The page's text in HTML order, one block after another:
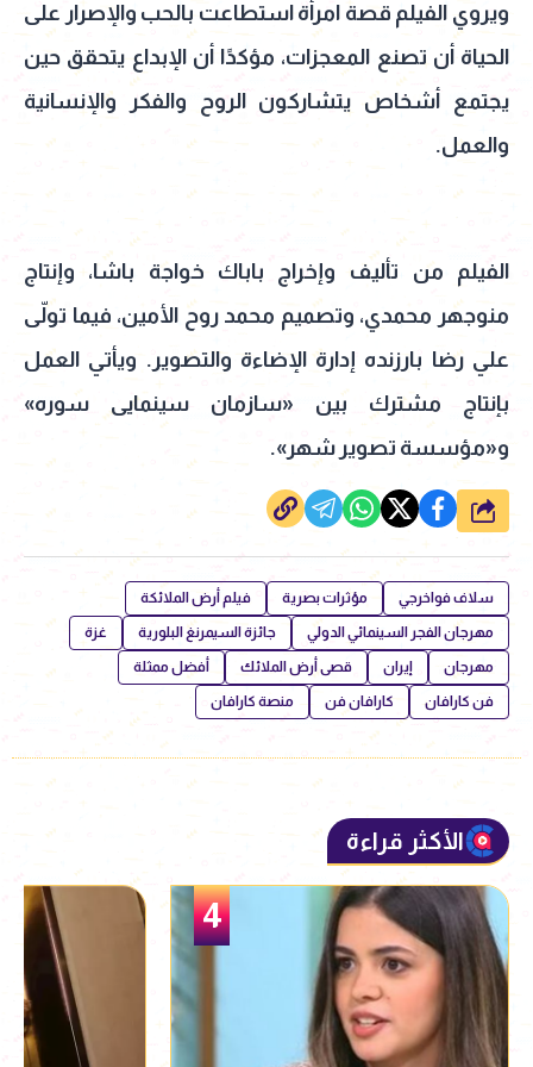
ويروي الفيلم قصة امرأة استطاعت بالحب والإصرار على
الحياة أن تصنع المعجزات، مؤكدًا أن الإبداع يتحقق حين
يجتمع أشخاص يتشاركون الروح والفكر والإنسانية
والعمل.
الفيلم من تأليف وإخراج باباك خواجة باشا، وإنتاج
منوجهر محمدي، وتصميم محمد روح الأمين، فيما تولّى
علي رضا بارزنده إدارة الإضاءة والتصوير. ويأتي العمل
بإنتاج مشترك بين «سازمان سینمایی سوره»
و«مؤسسة تصویر شهر».
شارك
سلاف فواخرجي مؤثرات بصرية فيلم أرض الملائكة
مهرجان الفجر السينمائي الدولي جائزة السيمرنغ البلورية غزة
مهرجان إيران قصى أرض الملائك أفضل ممثلة
فن كارافان كارافان فن منصة كارافان
الأكثر قراءة
5